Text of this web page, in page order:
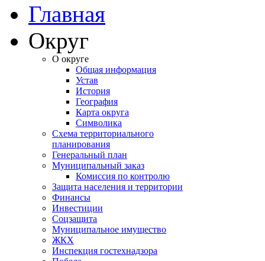
Главная
Округ
О округе
Общая информация
Устав
История
География
Карта округа
Символика
Схема территориального
планирования
Генеральный план
Муниципальный заказ
Комиссия по контролю
Защита населения и территории
Финансы
Инвестиции
Соцзащита
Муниципальное имущество
ЖКХ
Инспекция гостехнадзора